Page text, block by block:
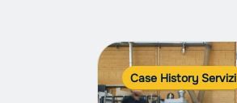
Case History Servizi